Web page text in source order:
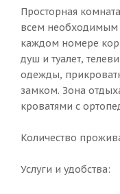
Просторная
всем необходимым
каждом номере
душ и туалет,
одежды,
замком. Зона
кроватями с
Количество
Услуги и удобства: